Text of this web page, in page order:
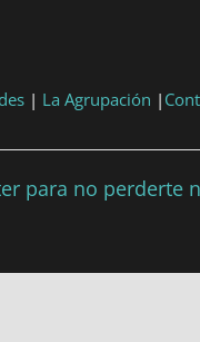
| La Agrupación |
para no perderte